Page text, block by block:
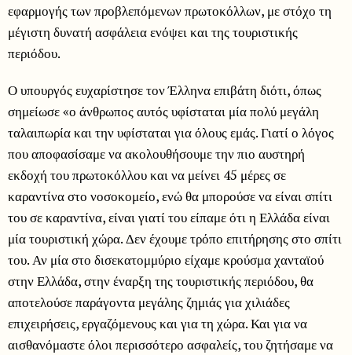
εφαρμογής των προβλεπόμενων πρωτοκόλλων, με στόχο τη
μέγιστη δυνατή ασφάλεια ενόψει και της τουριστικής
περιόδου.
Ο υπουργός ευχαρίστησε τον Έλληνα επιβάτη διότι, όπως
σημείωσε «ο άνθρωπος αυτός υφίσταται μία πολύ μεγάλη
ταλαιπωρία και την υφίσταται για όλους εμάς. Γιατί ο λόγος
που αποφασίσαμε να ακολουθήσουμε την πιο αυστηρή
εκδοχή του πρωτοκόλλου και να μείνει 45 μέρες σε
καραντίνα στο νοσοκομείο, ενώ θα μπορούσε να είναι σπίτι
του σε καραντίνα, είναι γιατί του είπαμε ότι η Ελλάδα είναι
μία τουριστική χώρα. Δεν έχουμε τρόπο επιτήρησης στο σπίτι
του. Αν μία στο δισεκατομμύριο είχαμε κρούσμα χανταϊού
στην Ελλάδα, στην έναρξη της τουριστικής περιόδου, θα
αποτελούσε παράγοντα μεγάλης ζημιάς για χιλιάδες
επιχειρήσεις, εργαζόμενους και για τη χώρα. Και για να
αισθανόμαστε όλοι περισσότερο ασφαλείς, του ζητήσαμε να